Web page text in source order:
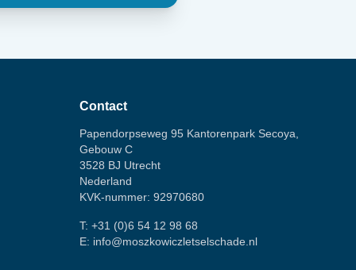
Contact
Papendorpseweg 95 Kantorenpark Secoya,
Gebouw C
3528 BJ Utrecht
Nederland
KVK-nummer: 92970680
T: +31 (0)6 54 12 98 68
E: info@moszkowiczletselschade.nl